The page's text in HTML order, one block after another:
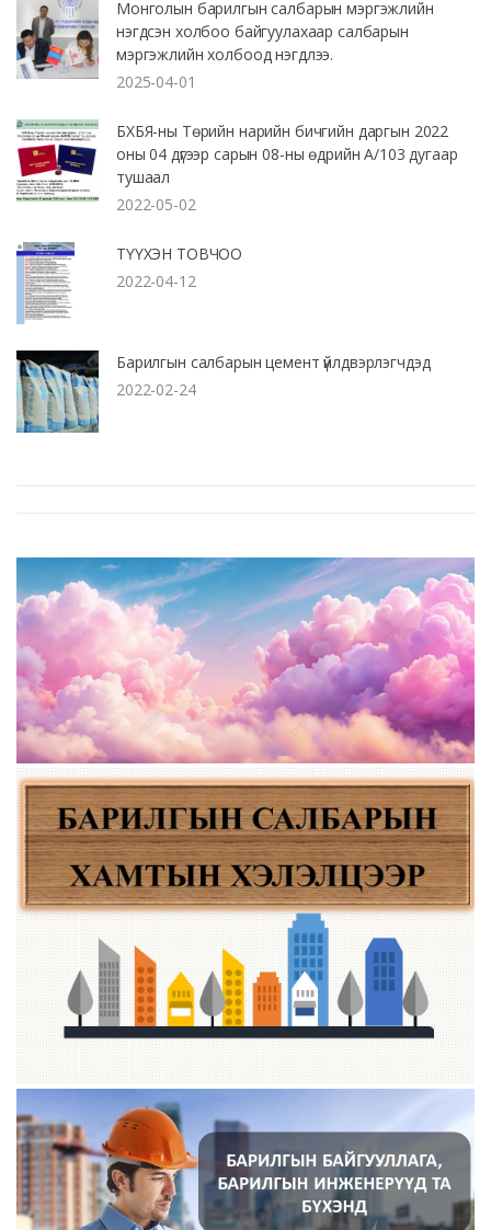
Монголын барилгын салбарын мэргэжлийн
нэгдсэн холбоо байгуулахаар салбарын
мэргэжлийн холбоод нэгдлээ.
2025-04-01
БХБЯ-ны Төрийн нарийн бичгийн даргын 2022
оны 04 дүгээр сарын 08-ны өдрийн А/103 дугаар
тушаал
2022-05-02
ТҮҮХЭН ТОВЧОО
2022-04-12
Барилгын салбарын цемент үйлдвэрлэгчдэд
2022-02-24